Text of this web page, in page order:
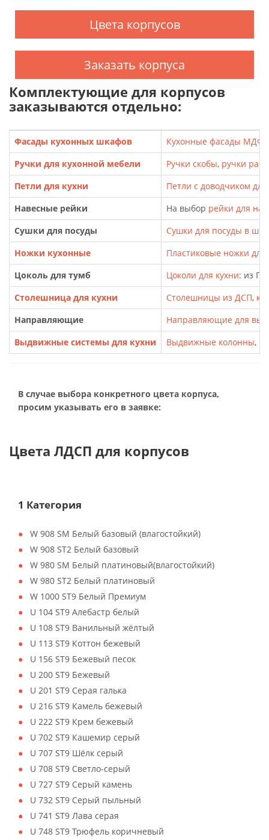
Цвета корпусов
Заказать корпуса
Комплектующие для корпусов
заказываются отдельно:
Фасады кухонных шкафов Кухонные фасады МДФ
Ручки для кухонной мебели
Ручки скобы, ручки
Петли для кухни
Петли с доводчиком для
Навесные рейки
На выбор рейки для
Сушки для посуды
Сушки для посуды в
Ножки кухонные
Пластиковые ножки
Цоколь для тумб
Цоколи для кухни: из
Столешница для кухни
Столешницы из ДСП,
Направляющие
Направляющие для
Выдвижные системы для кухни
Выдвижные колонны,
В случае выбора конкретного цвета корпуса,
просим указывать его в заявке:
Цвета ЛДСП для корпусов
1 Категория
W 908 SM Белый базовый (влагостойкий)
W 908 ST2 Белый базовый
W 980 SM Белый платиновый(влагостойкий)
W 980 ST2 Белый платиновый
W 1000 ST9 Белый Премиум
U 104 ST9 Алебастр белый
U 108 ST9 Ванильный жёлтый
U 113 ST9 Коттон бежевый
U 156 ST9 Бежевый песок
U 200 ST9 Бежевый
U 201 ST9 Серая галька
U 216 ST9 Камель бежевый
U 222 ST9 Крем бежевый
U 702 ST9 Кашемир серый
U 707 ST9 Шёлк серый
U 708 ST9 Светло-серый
U 727 ST9 Серый камень
U 732 ST9 Серый пыльный
U 741 ST9 Лава серая
U 748 ST9 Трюфель коричневый